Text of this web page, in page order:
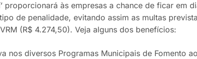
proporcionará às empresas a chance de ficar em
de penalidade, evitando assim as multas
(R$ 4.274,50). Veja alguns dos benefícios:
nos diversos Programas Municipais de Fomento